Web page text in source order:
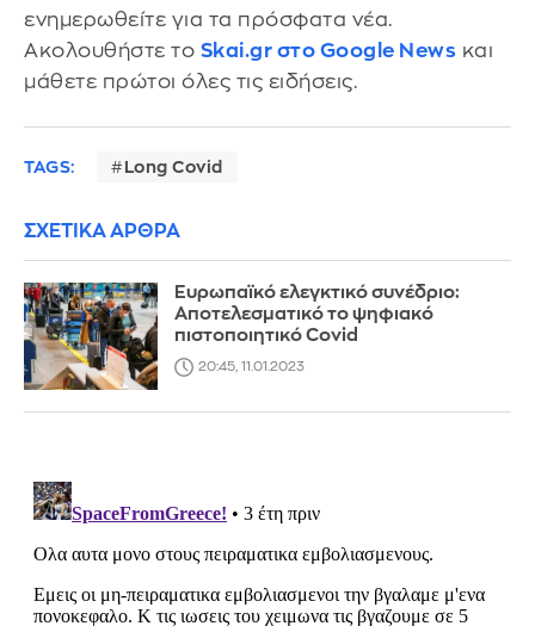
ενημερωθείτε για τα πρόσφατα νέα.
Ακολουθήστε το Skai.gr στο Google News και
μάθετε πρώτοι όλες τις ειδήσεις.
TAGS: Long Covid
ΣΧΕΤΙΚΑ ΑΡΘΡΑ
Ευρωπαϊκό ελεγκτικό συνέδριο:
Αποτελεσματικό το ψηφιακό
πιστοποιητικό Covid
20:45, 11.01.2023